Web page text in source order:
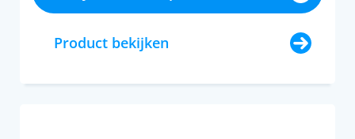
Product bekijken